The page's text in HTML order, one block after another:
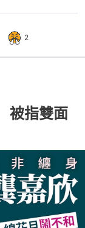
2
被指雙面